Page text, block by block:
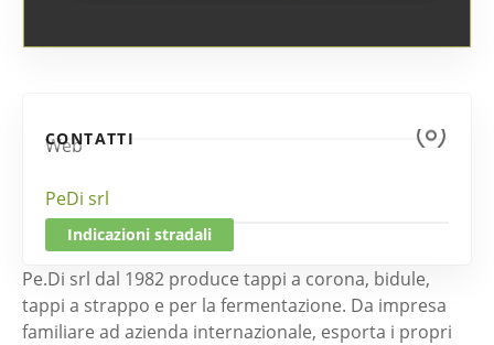
CONTATTI
Web
PeDi srl
Indicazioni stradali
Pe.Di srl dal 1982 produce tappi a corona, bidule,
tappi a strappo e per la fermentazione. Da impresa
familiare ad azienda internazionale, esporta i propri